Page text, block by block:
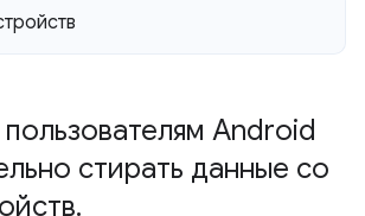
Android
стирать данные со
.